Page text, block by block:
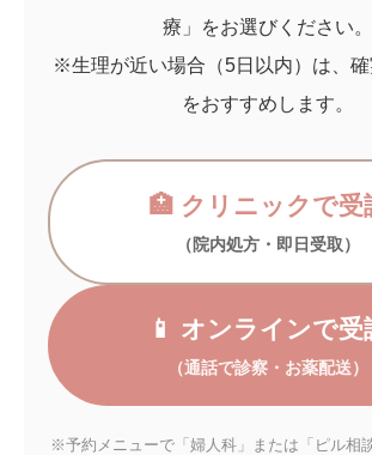
療」をお選びください。
※生理が近い場合（5日以内）は、
をおすすめします。
🏥 クリニックで受
（院内処方・即日受取）
📱 オンラインで受
（通話で診察・お薬配送）
※予約メニューで「婦人科」または「ピル相